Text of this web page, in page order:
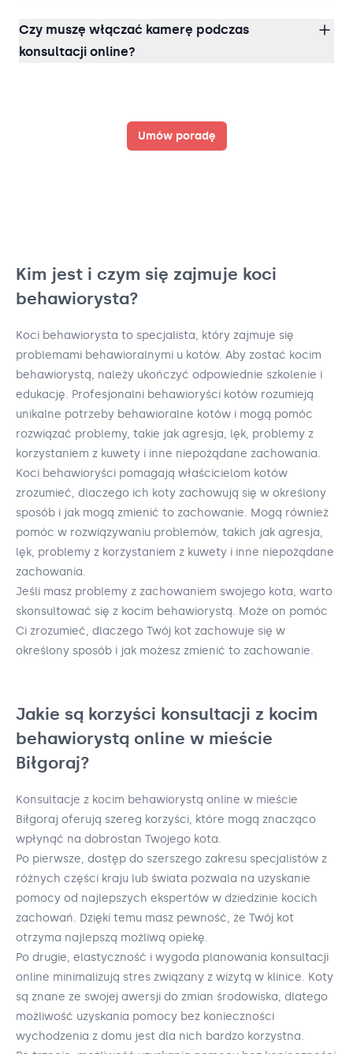
Czy muszę włączać kamerę podczas
konsultacji online?
Umów poradę
Kim jest i czym się zajmuje koci
behawiorysta?
Koci behawiorysta to specjalista, który zajmuje się
problemami behawioralnymi u kotów. Aby zostać kocim
behawiorystą, należy ukończyć odpowiednie szkolenie i
edukację. Profesjonalni behawioryści kotów rozumieją
unikalne potrzeby behawioralne kotów i mogą pomóc
rozwiązać problemy, takie jak agresja, lęk, problemy z
korzystaniem z kuwety i inne niepożądane zachowania.
Koci behawioryści pomagają właścicielom kotów
zrozumieć, dlaczego ich koty zachowują się w określony
sposób i jak mogą zmienić to zachowanie. Mogą również
pomóc w rozwiązywaniu problemów, takich jak agresja,
lęk, problemy z korzystaniem z kuwety i inne niepożądane
zachowania.
Jeśli masz problemy z zachowaniem swojego kota, warto
skonsultować się z kocim behawiorystą. Może on pomóc
Ci zrozumieć, dlaczego Twój kot zachowuje się w
określony sposób i jak możesz zmienić to zachowanie.
Jakie są korzyści konsultacji z kocim
behawiorystą online w mieście
Biłgoraj?
Konsultacje z kocim behawiorystą online w mieście
Biłgoraj oferują szereg korzyści, które mogą znacząco
wpłynąć na dobrostan Twojego kota.
Po pierwsze, dostęp do szerszego zakresu specjalistów z
różnych części kraju lub świata pozwala na uzyskanie
pomocy od najlepszych ekspertów w dziedzinie kocich
zachowań. Dzięki temu masz pewność, że Twój kot
otrzyma najlepszą możliwą opiekę.
Po drugie, elastyczność i wygoda planowania konsultacji
online minimalizują stres związany z wizytą w klinice. Koty
są znane ze swojej awersji do zmian środowiska, dlatego
możliwość uzyskania pomocy bez konieczności
wychodzenia z domu jest dla nich bardzo korzystna.